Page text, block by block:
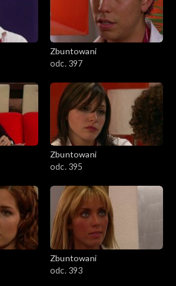
Zbuntowani
odc. 397
Zbuntowani
odc. 395
Zbuntowani
odc. 393